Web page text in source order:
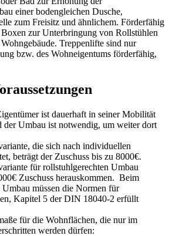
einer bodengleichen Dusche,
zum Freisitz und ähnlichem. Förderfähig
Boxen zur Unterbringung von Rollstühlen
Treppenlifte sind nur
bzw. des Wohneigentums förderfähig,
ist dauerhaft in seiner Mobilität
der Umbau ist notwendig, um weiter dort
die sich nach individuellen
beträgt der Zuschuss bis zu 8000€.
für rollstuhlgerechten Umbau
Zuschuss herauskommen. Beim
müssen die Normen für
Kapitel 5 der DIN 18040-2 erfüllt
für die Wohnflächen, die nur im
werden dürfen: